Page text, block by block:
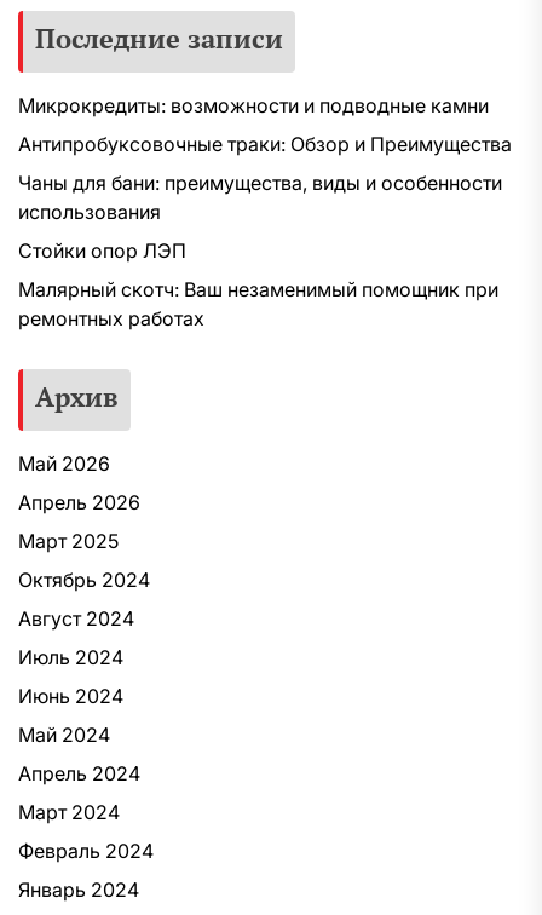
Последние записи
Микрокредиты: возможности и подводные камни
Антипробуксовочные траки: Обзор и Преимущества
Чаны для бани: преимущества, виды и особенности
использования
Стойки опор ЛЭП
Малярный скотч: Ваш незаменимый помощник при
ремонтных работах
Архив
Май 2026
Апрель 2026
Март 2025
Октябрь 2024
Август 2024
Июль 2024
Июнь 2024
Май 2024
Апрель 2024
Март 2024
Февраль 2024
Январь 2024